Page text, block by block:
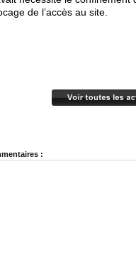
de l’accès au site.
: